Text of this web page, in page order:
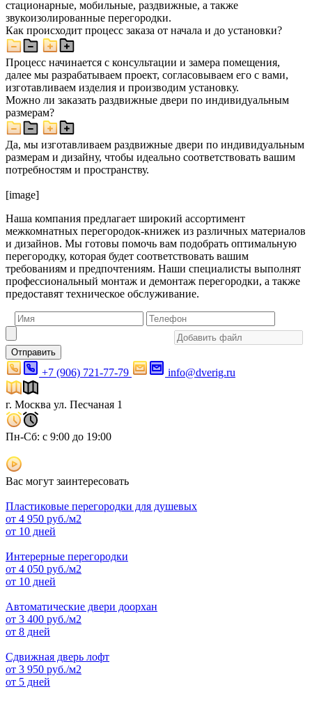
стационарные, мобильные, раздвижные, а также
звукоизолированные перегородки.
Как происходит процесс заказа от начала и до установки?
Процесс начинается с консультации и замера помещения,
далее мы разрабатываем проект, согласовываем его с вами,
изготавливаем изделия и производим установку.
Можно ли заказать раздвижные двери по индивидуальным
размерам?
Да, мы изготавливаем раздвижные двери по индивидуальным
размерам и дизайну, чтобы идеально соответствовать вашим
потребностям и пространству.
[image]
Наша компания предлагает широкий ассортимент
межкомнатных перегородок-книжек из различных материалов
и дизайнов. Мы готовы помочь вам подобрать оптимальную
перегородку, которая будет соответствовать вашим
требованиям и предпочтениям. Наши специалисты выполнят
профессиональный монтаж и демонтаж перегородки, а также
предоставят техническое обслуживание.
Отправить
+7 (906) 721-77-79 info@dverig.ru
г. Москва ул. Песчаная 1
Пн-Сб: с 9:00 до 19:00
Вас могут заинтересовать
Пластиковые перегородки для душевых
от 4 950 руб./м2
от 10 дней
Интерерные перегородки
от 4 050 руб./м2
от 10 дней
Автоматические двери доорхан
от 3 400 руб./м2
от 8 дней
Сдвижная дверь лофт
от 3 950 руб./м2
от 5 дней